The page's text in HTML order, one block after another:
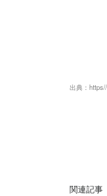
出典：
関連記事